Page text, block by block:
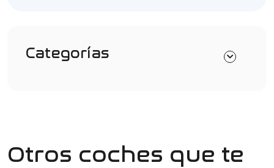
Categorías
Otros coches que te